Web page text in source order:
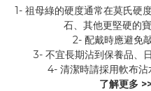
1- 祖母綠的硬度通常在莫氏硬
石、其他更堅硬的
2- 配戴時應避免
3- 不宜長期沾到保養品、
4- 清潔時請採用軟布沾
了解更多